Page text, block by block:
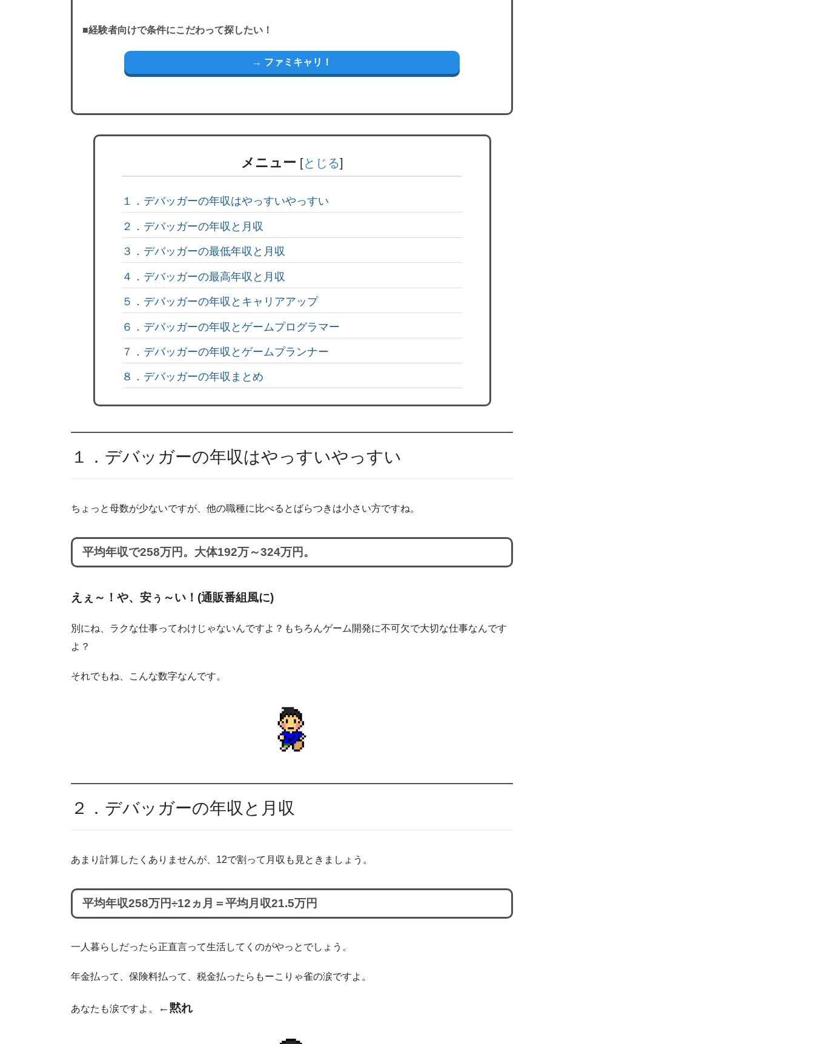
■経験者向けで条件にこだわって探したい！
→ ファミキャリ！
メニュー [とじる]
１．デバッガーの年収はやっすいやっすい
２．デバッガーの年収と月収
３．デバッガーの最低年収と月収
４．デバッガーの最高年収と月収
５．デバッガーの年収とキャリアアップ
６．デバッガーの年収とゲームプログラマー
７．デバッガーの年収とゲームプランナー
８．デバッガーの年収まとめ
１．デバッガーの年収はやっすいやっすい
ちょっと母数が少ないですが、他の職種に比べるとばらつきは小さい方ですね。
平均年収で258万円。大体192万～324万円。
えぇ～！や、安ぅ～い！(通販番組風に)
別にね、ラクな仕事ってわけじゃないんですよ？もちろんゲーム開発に不可欠で大切な仕事なんです
よ？
それでもね、こんな数字なんです。
２．デバッガーの年収と月収
あまり計算したくありませんが、12で割って月収も見ときましょう。
平均年収258万円÷12ヵ月＝平均月収21.5万円
一人暮らしだったら正直言って生活してくのがやっとでしょう。
年金払って、保険料払って、税金払ったらもーこりゃ雀の涙ですよ。
あなたも涙ですよ。 ←黙れ